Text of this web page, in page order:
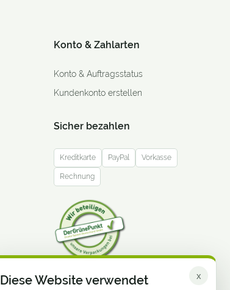
Konto & Zahlarten
Konto & Auftragsstatus
Kundenkonto erstellen
Sicher bezahlen
Kreditkarte PayPal Vorkasse
Rechnung
Diese Website verwendet
x